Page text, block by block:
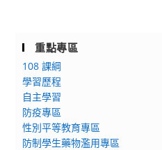
重點專區
108 課綱
學習歷程
自主學習
防疫專區
性別平等教育專區
防制學生藥物濫用專區